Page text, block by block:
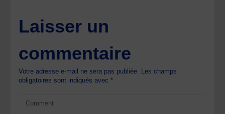
Laisser un
commentaire
Votre adresse e-mail ne sera pas publiée.
Les champs
obligatoires sont indiqués avec*